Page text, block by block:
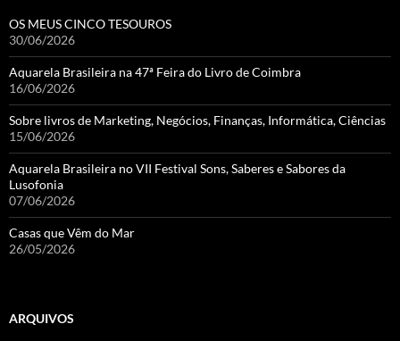
OS MEUS CINCO TESOUROS
30/06/2026
Aquarela Brasileira na 47ª Feira do Livro de Coimbra
16/06/2026
Sobre livros de Marketing, Negócios, Finanças, Informática, Ciências
15/06/2026
Aquarela Brasileira no VII Festival Sons, Saberes e Sabores da
Lusofonia
07/06/2026
Casas que Vêm do Mar
26/05/2026
ARQUIVOS